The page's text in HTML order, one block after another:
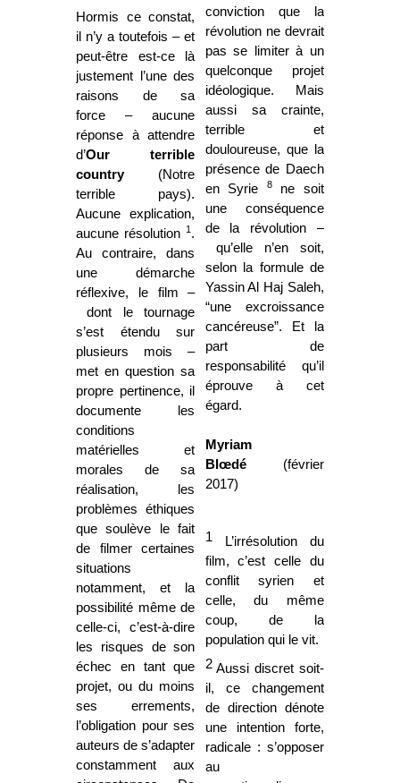
Hormis ce constat,
il n’y a toutefois – et
peut-être est-ce là
justement l’une des
raisons de sa
force – aucune
réponse à attendre
d’Our terrible
country (Notre
terrible pays).
Aucune explication,
aucune résolution1.
Au contraire, dans
une démarche
réflexive, le film –
dont le tournage
s’est étendu sur
plusieurs mois –
met en question sa
propre pertinence, il
documente les
conditions
matérielles et
morales de sa
réalisation, les
problèmes éthiques
que soulève le fait
de filmer certaines
situations
notamment, et la
possibilité même de
celle-ci, c’est-à-dire
les risques de son
échec en tant que
projet, ou du moins
ses errements,
l’obligation pour ses
auteurs de s’adapter
constamment aux
conviction que la
révolution ne devrait
pas se limiter à un
quelconque projet
idéologique. Mais
aussi sa crainte,
terrible et
douloureuse, que la
présence de Daech
en Syrie
8ne soit
une conséquence
de la révolution –
qu’elle n’en soit,
selon la formule de
Yassin Al Haj Saleh,
“une excroissance
cancéreuse”. Et la
part de
responsabilité qu’il
éprouve à cet
égard.
Myriam
Blœdé (février
2017)
1L’irrésolution du
film, c’est celle du
conflit syrien et
celle, du même
coup, de la
population qui le vit.
2Aussi discret soit-
il, ce changement
de direction dénote
une intention forte,
radicale : s’opposer
au